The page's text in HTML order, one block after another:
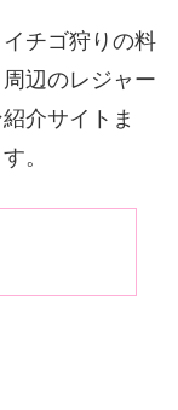
チゴ狩りの料
辺のレジャー
介サイトま
。